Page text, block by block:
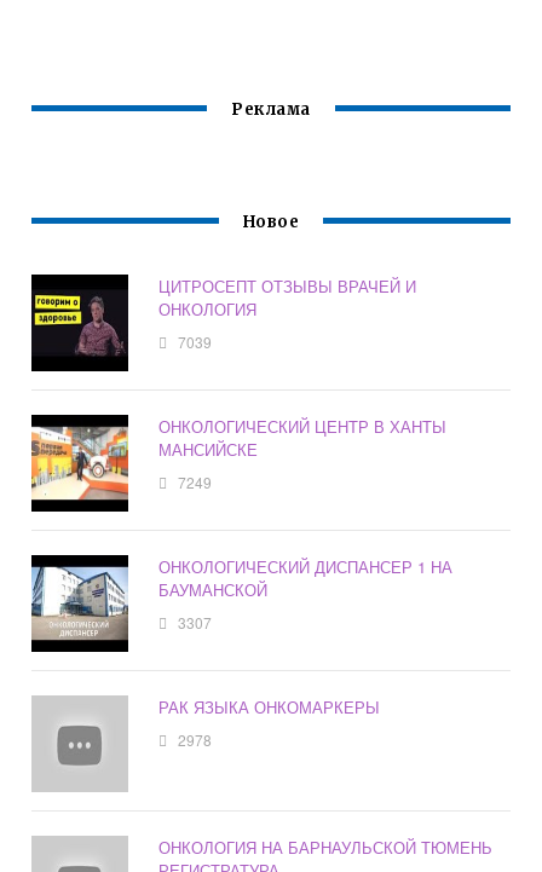
Реклама
Новое
ЦИТРОСЕПТ ОТЗЫВЫ ВРАЧЕЙ И
ОНКОЛОГИЯ
7039
ОНКОЛОГИЧЕСКИЙ ЦЕНТР В ХАНТЫ
МАНСИЙСКЕ
7249
ОНКОЛОГИЧЕСКИЙ ДИСПАНСЕР 1 НА
БАУМАНСКОЙ
3307
РАК ЯЗЫКА ОНКОМАРКЕРЫ
2978
ОНКОЛОГИЯ НА БАРНАУЛЬСКОЙ ТЮМЕНЬ